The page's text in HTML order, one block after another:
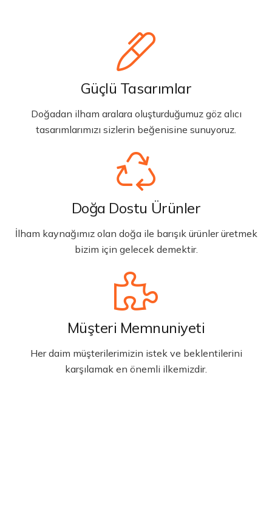
Güçlü Tasarımlar
Doğadan ilham aralara oluşturduğumuz göz alıcı
tasarımlarımızı sizlerin beğenisine sunuyoruz.
Doğa Dostu Ürünler
İlham kaynağımız olan doğa ile barışık ürünler üretmek
bizim için gelecek demektir.
Müşteri Memnuniyeti
Her daim müşterilerimizin istek ve beklentilerini
karşılamak en önemli ilkemizdir.